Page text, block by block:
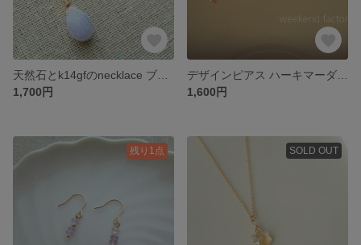
1,700円
1,600円
残り1点 SOLD OUT